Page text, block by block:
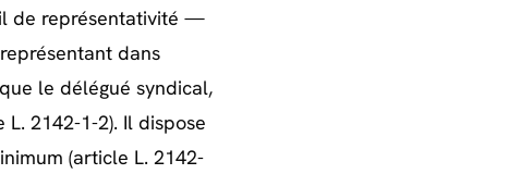
de représentativité —
dans
le délégué syndical,
2142-1-2). Il dispose
(article L. 2142-